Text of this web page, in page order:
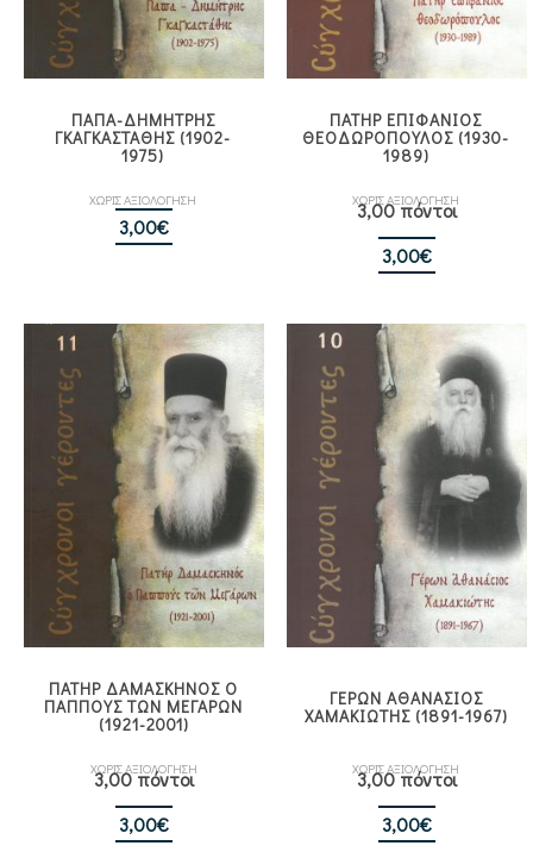
ΠΑΠΑ-ΔΗΜΗΤΡΗΣ
ΓΚΑΓΚΑΣΤΑΘΗΣ (1902-
1975)
ΧΩΡΙΣ ΑΞΙΟΛΟΓΗΣΗ
3,00€
ΠΑΤΗΡ ΕΠΙΦΑΝΙΟΣ
ΘΕΟΔΩΡΟΠΟΥΛΟΣ (1930-
1989)
ΧΩΡΙΣ ΑΞΙΟΛΟΓΗΣΗ
3,00 πόντοι
3,00€
ΠΑΤΗΡ ΔΑΜΑΣΚΗΝΟΣ Ο
ΠΑΠΠΟΥΣ ΤΩΝ ΜΕΓΑΡΩΝ
(1921-2001)
ΧΩΡΙΣ ΑΞΙΟΛΟΓΗΣΗ
3,00 πόντοι
3,00€
ΓΕΡΩΝ ΑΘΑΝΑΣΙΟΣ
ΧΑΜΑΚΙΩΤΗΣ (1891-1967)
ΧΩΡΙΣ ΑΞΙΟΛΟΓΗΣΗ
3,00 πόντοι
3,00€